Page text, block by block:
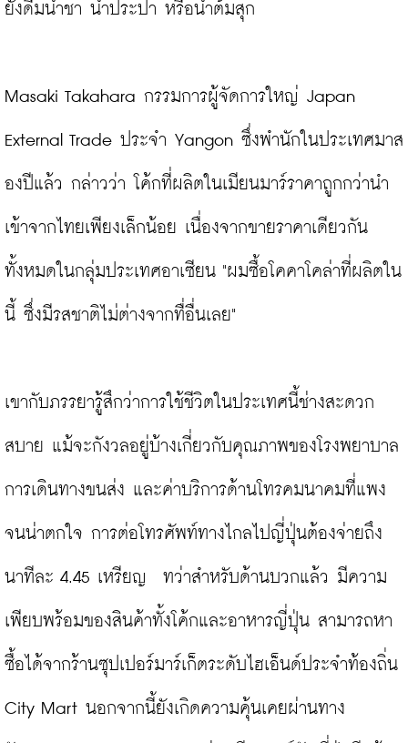
ยังดื่มน้ำชา น้ำประปา หรือน้ำต้มสุก
Masaki Takahara กรรมการผู้จัดการใหญ่ Japan
External Trade ประจำ Yangon ซึ่งพำนักในประเทศมาส
องปีแล้ว กล่าวว่า โค้กที่ผลิตในเมียนมาร์ราคาถูกกว่านำ
เข้าจากไทยเพียงเล็กน้อย เนื่องจากขายราคาเดียวกัน
ทั้งหมดในกลุ่มประเทศอาเซียน "ผมซื้อโคคาโคล่าที่ผลิตใน
นี้ ซึ่งมีรสชาติไม่ต่างจากทื่อื่นเลย"
เขากับภรรยารู้สึกว่าการใช้ชีวิตในประเทศนี้ช่างสะดวก
สบาย แม้จะกังวลอยู่บ้างเกี่ยวกับคุณภาพของโรงพยาบาล
การเดินทางขนส่ง และค่าบริการด้านโทรคมนาคมที่แพง
จนน่าตกใจ การต่อโทรศัพท์ทางไกลไปญี่ปุ่นต้องจ่ายถึง
นาทีละ 4.45 เหรียญ  ทว่าสำหรับด้านบวกแล้ว มีความ
เพียบพร้อมของสินค้าทั้งโค้กและอาหารญี่ปุ่น สามารถหา
ซื้อได้จากร้านซุปเปอร์มาร์เก็ตระดับไฮเอ็นด์ประจำท้องถิ่น
City Mart นอกจากนี้ยังเกิดความคุ้นเคยผ่านทาง